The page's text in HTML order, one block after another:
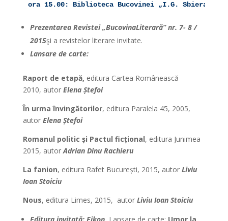
ora 15.00: Biblioteca Bucovinei „I.G. Sbiera”:
Prezentarea Revistei „BucovinaLiterară” nr. 7- 8 /
2015şi a revistelor literare invitate.
Lansare de carte:
Raport de etapă, editura Cartea Românească
2010, autor Elena Ștefoi
În urma învingătorilor, editura Paralela 45, 2005,
autor Elena Ștefoi
Romanul politic și Pactul ficțional, editura Junimea
2015, autorAdrian Dinu Rachieru
La fanion, editura Rafet București, 2015, autor Liviu
Ioan Stoiciu
Nous, editura Limes, 2015, autor Liviu Ioan Stoiciu